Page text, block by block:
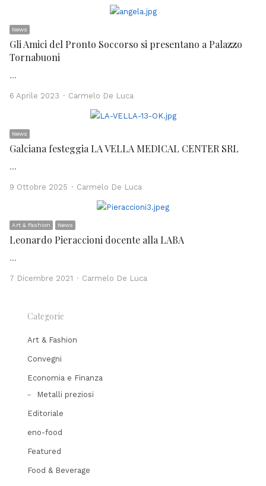
News
Gli Amici del Pronto Soccorso si presentano a Palazzo
Tornabuoni
…
6 Aprile 2023 Author
Carmelo De Luca
News
Galciana festeggia LA VELLA MEDICAL CENTER SRL
…
9 Ottobre 2025 Author
Carmelo De Luca
Art & Fashion News
Leonardo Pieraccioni docente alla LABA
…
7 Dicembre 2021 Author
Carmelo De Luca
Categorie
Art & Fashion
Convegni
Economia e Finanza
Metalli preziosi
Editoriale
eno-food
Featured
Food & Beverage